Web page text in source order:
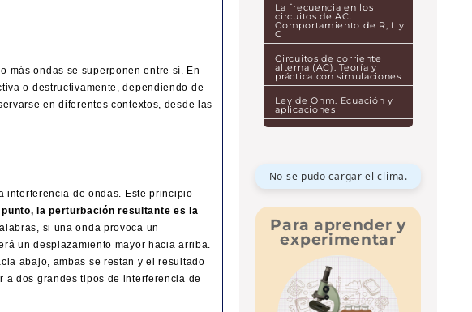
más ondas se superponen entre sí. En
o destructivamente, dependiendo de
en diferentes contextos, desde las
interferencia de ondas. Este principio
la perturbación resultante es la
si una onda provoca un
un desplazamiento mayor hacia arriba.
abajo, ambas se restan y el resultado
a dos grandes tipos de interferencia de
La frecuencia en los
circuitos de AC.
Comportamiento de R, L y
C
Circuitos de corriente
alterna (AC). Teoría y
práctica con simulaciones
Ley de Ohm. Ecuación y
aplicaciones
No se pudo cargar el clima.
Para aprender y
experimentar